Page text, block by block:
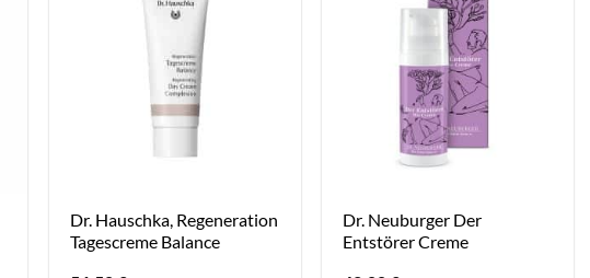
Dr. Hauschka, Regeneration
Tagescreme Balance
Dr. Neuburger Der
Entstörer Creme